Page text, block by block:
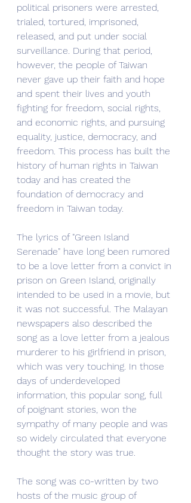
political prisoners were arrested,
trialed, tortured, imprisoned,
released, and put under social
surveillance. During that period,
however, the people of Taiwan
never gave up their faith and hope
and spent their lives and youth
fighting for freedom, social rights,
and economic rights, and pursuing
equality, justice, democracy, and
freedom. This process has built the
history of human rights in Taiwan
today and has created the
foundation of democracy and
freedom in Taiwan today.
The lyrics of "Green Island
Serenade" have long been rumored
to be a love letter from a convict in
prison on Green Island, originally
intended to be used in a movie, but
it was not successful. The Malayan
newspapers also described the
song as a love letter from a jealous
murderer to his girlfriend in prison,
which was very touching. In those
days of underdeveloped
information, this popular song, full
of poignant stories, won the
sympathy of many people and was
so widely circulated that everyone
thought the story was true.
The song was co-written by two
hosts of the music group of